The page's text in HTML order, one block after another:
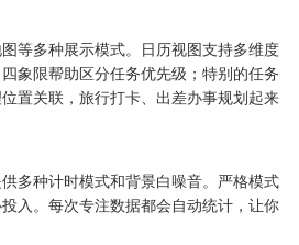
等多种展示模式。日历视图支持多维度
象限帮助区分任务优先级；特别的任务
置关联，旅行打卡、出差办事规划起来
多种计时模式和背景白噪音。严格模式
入。每次专注数据都会自动统计，让你